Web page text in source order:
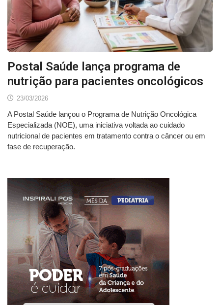
Postal Saúde lança programa de
nutrição para pacientes oncológicos
23/03/2026
A Postal Saúde lançou o Programa de Nutrição Oncológica
Especializada (NOE), uma iniciativa voltada ao cuidado
nutricional de pacientes em tratamento contra o câncer ou em
fase de recuperação.